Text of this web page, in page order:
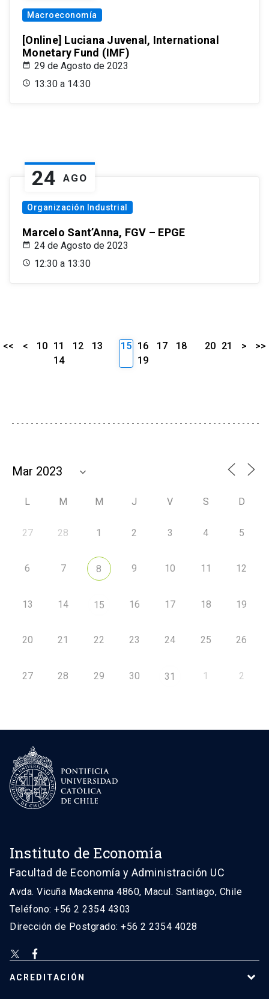
Macroeconomía
[Online] Luciana Juvenal, International
Monetary Fund (IMF)
29 de Agosto de 2023
13:30 a 14:30
24 AGO
Organización Industrial
Marcelo Sant’Anna, FGV – EPGE
24 de Agosto de 2023
12:30 a 13:30
<< < 10 11 12
13
14
15 16 17
18
19
20 21 > >>
L M M J V S D
27 28 1 2 3 4 5
6 7 8 9 10 11 12
13 14 15 16 17 18 19
20 21 22 23 24 25 26
27 28 29 30 31 1 2
Instituto de Economía
Facultad de Economía y Administración UC
Avda. Vicuña Mackenna 4860, Macul. Santiago, Chile
Teléfono: +56 2 2354 4303
Dirección de Postgrado: +56 2 2354 4028
ACREDITACIÓN